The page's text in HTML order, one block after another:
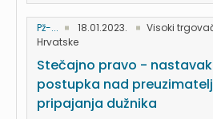
Pž-... 18.01.2023.
Visoki
Hrvatske
Stečajno pravo -
postupka nad
pripajanja dužnika